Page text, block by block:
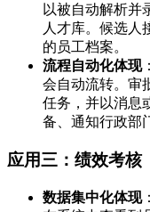
以被自动解析并
人才库。候选人
的员工档案。
流程自动化体现
会自动流转。审
任务，并以消息
备、通知行政部
应用三：绩效考核
数据集中化体现